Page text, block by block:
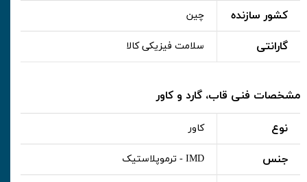
کشور سازنده چین
گارانتی سلامت فیزیکی کالا
مشخصات فنی قاب، گارد و کاور
نوع کاور
جنس IMD - ترموپلاستیک